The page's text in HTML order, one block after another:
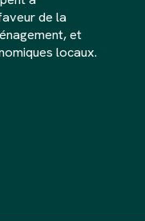
de la
et
locaux.